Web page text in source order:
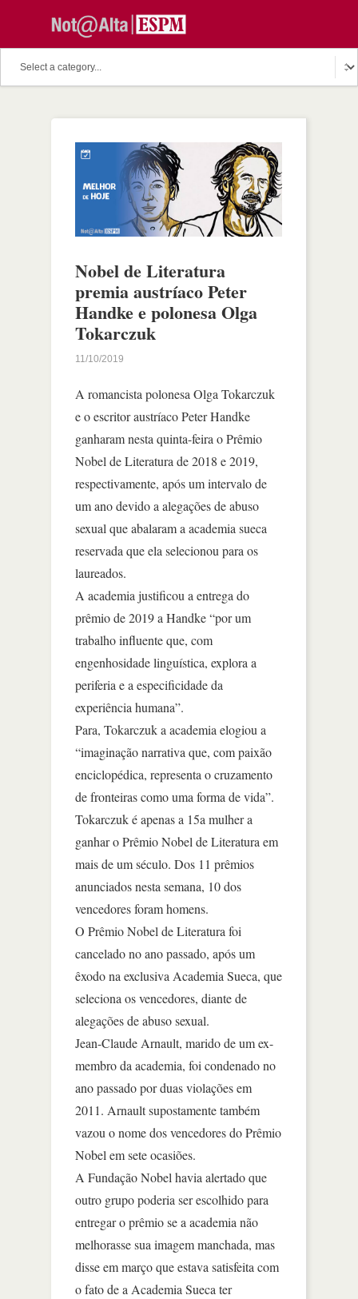
Nobel de Literatura
premia austríaco Peter
Handke e polonesa Olga
Tokarczuk
11/10/2019
A romancista polonesa Olga Tokarczuk
e o escritor austríaco Peter Handke
ganharam nesta quinta-feira o Prêmio
Nobel de Literatura de 2018 e 2019,
respectivamente, após um intervalo de
um ano devido a alegações de abuso
sexual que abalaram a academia sueca
reservada que ela selecionou para os
laureados.
A academia justificou a entrega do
prêmio de 2019 a Handke “por um
trabalho influente que, com
engenhosidade linguística, explora a
periferia e a especificidade da
experiência humana”.
Para, Tokarczuk a academia elogiou a
“imaginação narrativa que, com paixão
enciclopédica, representa o cruzamento
de fronteiras como uma forma de vida”.
Tokarczuk é apenas a 15a mulher a
ganhar o Prêmio Nobel de Literatura em
mais de um século. Dos 11 prêmios
anunciados nesta semana, 10 dos
vencedores foram homens.
O Prêmio Nobel de Literatura foi
cancelado no ano passado, após um
êxodo na exclusiva Academia Sueca, que
seleciona os vencedores, diante de
alegações de abuso sexual.
Jean-Claude Arnault, marido de um ex-
membro da academia, foi condenado no
ano passado por duas violações em
2011. Arnault supostamente também
vazou o nome dos vencedores do Prêmio
Nobel em sete ocasiões.
A Fundação Nobel havia alertado que
outro grupo poderia ser escolhido para
entregar o prêmio se a academia não
melhorasse sua imagem manchada, mas
disse em março que estava satisfeita com
o fato de a Academia Sueca ter